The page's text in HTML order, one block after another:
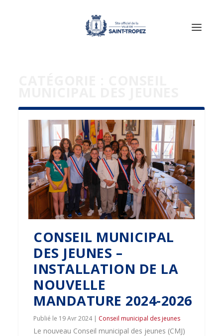
CONSEIL MUNICIPAL
DES JEUNES –
INSTALLATION DE LA
NOUVELLE
MANDATURE 2024-2026
19 Avr 2024| Conseil municipal des jeunes
Le nouveau Conseil municipal des jeunes (CMJ)